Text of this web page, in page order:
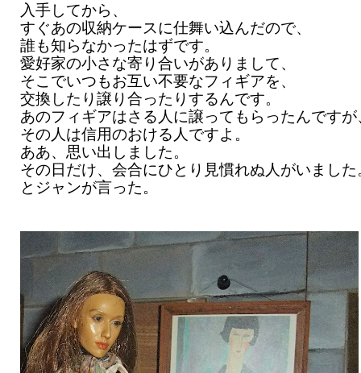
入手してから、
すぐあの収納ケースに仕舞い込んだので、
誰も知らなかったはずです。
愛好家の小さな寄り合いがありまして、
そこでいつもお互い不要なフィギアを、
交換したり譲り合ったりするんです。
あのフィギアはさる人に譲ってもらったんですが
その人は信用のおける人ですよ。
ああ、思い出しました。
その日だけ、会合にひとり見慣れぬ人がいました
とジャンが言った。